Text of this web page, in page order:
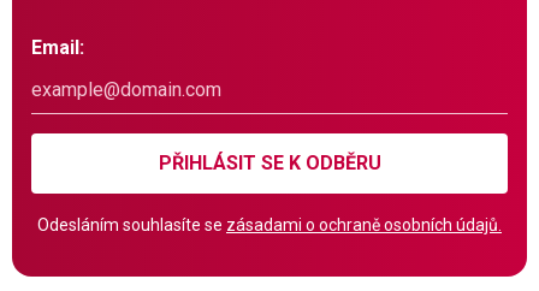
Email:
PŘIHLÁSIT SE K ODBĚRU
Odesláním souhlasíte se zásadami o ochraně osobních údajů.